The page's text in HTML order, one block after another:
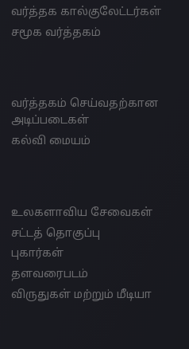
வர்த்தக கால்குலேட்டர்கள்
சமூக வர்த்தகம்
வர்த்தகம் செய்வதற்கான
அடிப்படைகள்
கல்வி மையம்
உலகளாவிய சேவைகள்
சட்டத் தொகுப்பு
புகார்கள்
தளவரைபடம்
விருதுகள் மற்றும் மீடியா